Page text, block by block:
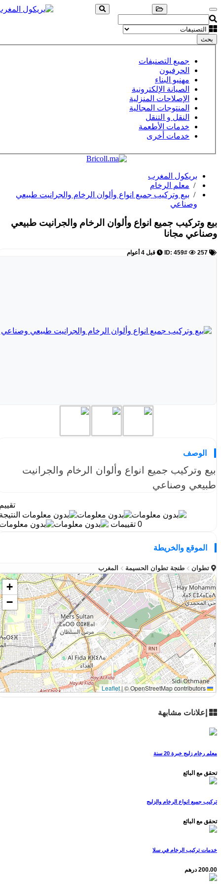
بحث
جميع التصنيفات
الحرفيون
مهنيو البناء
الصيانة الإلكترونية
الإصلاحات المنزلية
المنتوجات المجالية
النقل و التنقل
خدمات الأطعمة
خدمات أخرى
بريكول المغرب
/ معلم الرخام
/ بيع وتركيب جميع انواع وألوان الرخام والجرانيت طبيعي
وصناعي
بيع وتركيب جميع انواع وألوان الرخام والجرانيت طبيعي
وصناعي مجانا
257 قبل 4 أعوام
الوصف
بيع وتركيب جميع انواع وألوان الرخام والجرانيت
طبيعي وصناعي
0 تقييمات
الموقع والخريطة
تطوان طنجة تطوان الحسيمة المغرب
+
−
Leaflet
|© OpenStreetMap contributors
إعلانات مشابهة
معلم رخام زليج خبرة 20 سنة
تحقق مع البائع
تركيب جميع انواع الرخام والزليج
تحقق مع البائع
خدمات تركيب الرخام في سلا
200.00 درهم